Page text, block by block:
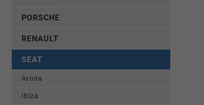
PORSCHE
RENAULT
SEAT
Arona
Ibiza